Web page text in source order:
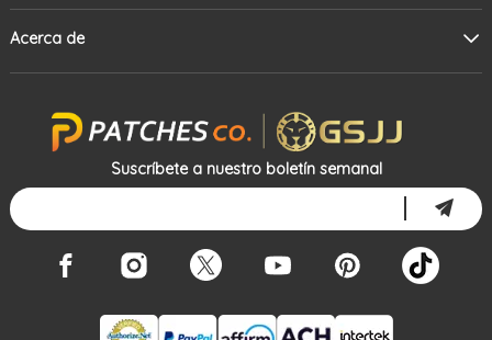
Acerca de
Suscríbete a nuestro boletín semanal